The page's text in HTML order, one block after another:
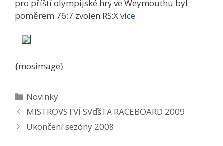
pro příští olympijské hry ve Weymouthu byl
poměrem 76:7 zvolen RS:Xvíce
{mosimage}
Rubriky
Novinky
MISTROVSTVÍ SVďšTA RACEBOARD 2009
Ukončení sezóny 2008